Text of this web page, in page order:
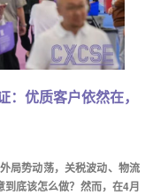
优质客户依然在，
局势动荡，关税波动、物流
底该怎么做？然而，在4月